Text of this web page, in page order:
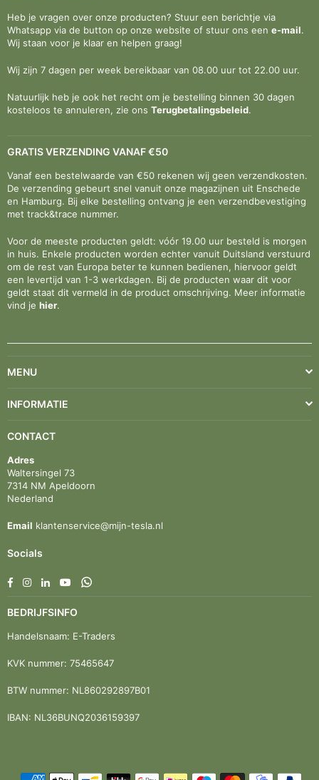
Heb je vragen over onze producten? Stuur een berichtje via
Whatsapp via de button op onze website of stuur ons een e-mail.
Wij staan voor je klaar en helpen graag!
Wij zijn 7 dagen per week bereikbaar van 08.00 uur tot 22.00 uur.
Natuurlijk heb je ook het recht om je bestelling binnen 30 dagen
kosteloos te annuleren, zie ons Terugbetalingsbeleid.
GRATIS VERZENDING VANAF €50
Vanaf een bestelwaarde van €50 rekenen wij geen verzendkosten.
De verzending gebeurt snel vanuit onze magazijnen uit Enschede
en Hamburg. Bij elke bestelling ontvang je een verzendbevestiging
met track&trace nummer.
Voor de meeste producten geldt: vóór 19.00 uur besteld is morgen
in huis. Enkele producten worden echter vanuit Duitsland verstuurd
om de rest van Europa beter te kunnen bedienen, hiervoor geldt
een levertijd van 1-3 werkdagen. Bij de producten waar dit voor
geldt staat dit vermeld in de product omschrijving. Meer informatie
vind je hier.
MENU
INFORMATIE
CONTACT
Adres
Waltersingel 73
7314 NM Apeldoorn
Nederland
Email klantenservice@mijn-tesla.nl
Socials
FacebookInstagram
LinkedinYouTubeWhatsapp
BEDRIJFSINFO
Handelsnaam: E-Traders
KVK nummer: 75465647
BTW nummer: NL860292897B01
IBAN: NL36BUNQ2036159397